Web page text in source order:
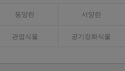
동양란 서양란
관엽식물 공기정화식물